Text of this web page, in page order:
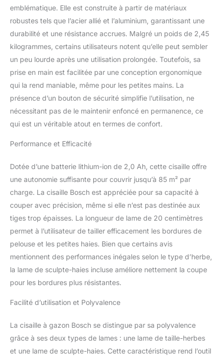
interruptions ! Grâce au
système « anti-blocage
», l’outil permet de
couper des branches
épaisses sans caler.
POWER FOR ALL
ALLIANCE: 1 BATTERIE,
10+ MARQUES, 150+
OUTILS. Livré avec :
AdvancedShear 18V-10, 1
batterie 2,0 Ah, 1
chargeur AL 1810 CV, 1
emblématique. Elle est construite à partir de matériaux
robustes tels que l’acier allié et l’aluminium, garantissant une
durabilité et une résistance accrues. Malgré un poids de 2,45
kilogrammes, certains utilisateurs notent qu’elle peut sembler
un peu lourde après une utilisation prolongée. Toutefois, sa
prise en main est facilitée par une conception ergonomique
qui la rend maniable, même pour les petites mains. La
présence d’un bouton de sécurité simplifie l’utilisation, ne
nécessitant pas de le maintenir enfoncé en permanence, ce
qui est un véritable atout en termes de confort.
Performance et Efficacité
Dotée d’une batterie lithium-ion de 2,0 Ah, cette cisaille offre
une autonomie suffisante pour couvrir jusqu’à 85 m² par
charge. La cisaille Bosch est appréciée pour sa capacité à
couper avec précision, même si elle n’est pas destinée aux
tiges trop épaisses. La longueur de lame de 20 centimètres
permet à l’utilisateur de tailler efficacement les bordures de
pelouse et les petites haies. Bien que certains avis
mentionnent des performances inégales selon le type d’herbe,
la lame de sculpte-haies incluse améliore nettement la coupe
pour les bordures plus résistantes.
Facilité d’utilisation et Polyvalence
La cisaille à gazon Bosch se distingue par sa polyvalence
grâce à ses deux types de lames : une lame de taille-herbes
et une lame de sculpte-haies. Cette caractéristique rend l’outil